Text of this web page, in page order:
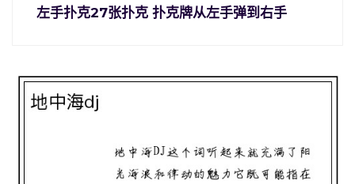
左手扑克27张扑克 扑克牌从左手弹到右手